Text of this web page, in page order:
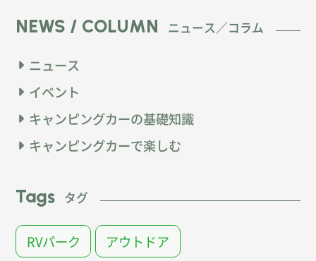
NEWS / COLUMN ニュース／コラム
ニュース
イベント
キャンピングカーの基礎知識
キャンピングカーで楽しむ
Tags タグ
RVパーク アウトドア